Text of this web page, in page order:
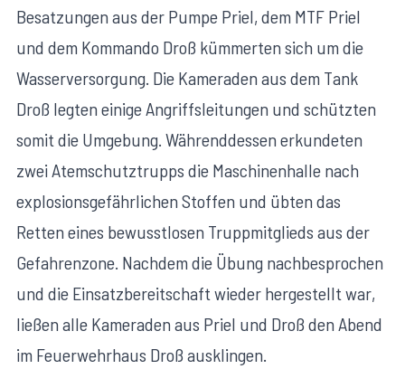
Besatzungen aus der Pumpe Priel, dem MTF Priel
und dem Kommando Droß kümmerten sich um die
Wasserversorgung. Die Kameraden aus dem Tank
Droß legten einige Angriffsleitungen und schützten
somit die Umgebung. Währenddessen erkundeten
zwei Atemschutztrupps die Maschinenhalle nach
explosionsgefährlichen Stoffen und übten das
Retten eines bewusstlosen Truppmitglieds aus der
Gefahrenzone. Nachdem die Übung nachbesprochen
und die Einsatzbereitschaft wieder hergestellt war,
ließen alle Kameraden aus Priel und Droß den Abend
im Feuerwehrhaus Droß ausklingen.